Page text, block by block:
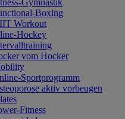
Boxing
Workout
Hockey
vom Hocker
Sportprogramm
aktiv vorbeugen
Fitness